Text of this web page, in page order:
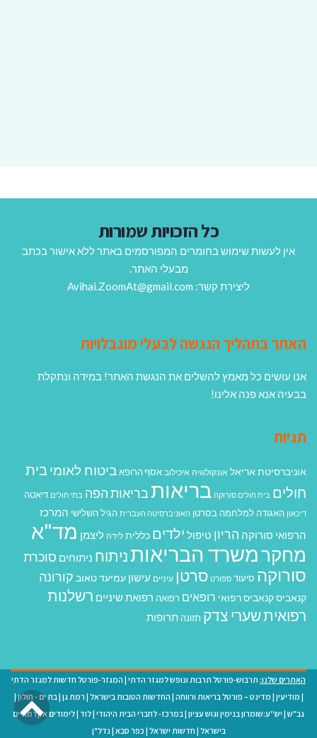
כל הזכויות שמורות
אין לעשות שימוש בחומרים המפורסמים באתר ללא אישור בכתב
מבעלי האתר.
ליצירת קשר: Avihai.ZoomAt@gmail.com
האתר בתהליך הנגשה לבעלי מוגבלויות
אנו עושים כל מאמץ להשלים את הנגשת האתר! במידה ונתקלת
בבעיה אנא פנה אלינו!
תגיות
אוניברסיטת אריאל אונקולוגיה איכילוב אסף הרופא ביטוח לאומיבית
חולים בית חולים סורוקה בריאותבריאות הפה בתי חולים דיאטה
דיכאון האגודה למלחמה בסרטן האוניברסיטה העברית הגיל השלישי המרכז
הרפואי סורוקה הריון טיפול ילדים כללית לידה ליצמן מד"א
מחקרמשרד הבריאותניתוח ניתוחים סוכרת
סורוקה סיעוד ספורט סרטן עיניים עישון עמיעד טאוב קורונה
קנאביסקנאביס רפואי רופאים רפואה רפואת שיניים רשלנות
רפואיתשערי צדק תזונה תרופות
האתרים שלנו: תרבוש-פורטל תרבות ונופש למגזר הדתי | המגזר-פורטל חדשות למגזר הדתי
| מודיעין | מדינט – פורטל בריאות ורווחה | החדשות הטובות בישראל | רמת גן |בת ים - חולון|
גב"ש | יש''ע:שומרון בנימין וגוש עציון |במרכז- לחברי הבית היהודי |לוד |לימודים אקדמאיים
בישראל | חדשות ישראל | כפר סבא | נדל"ן